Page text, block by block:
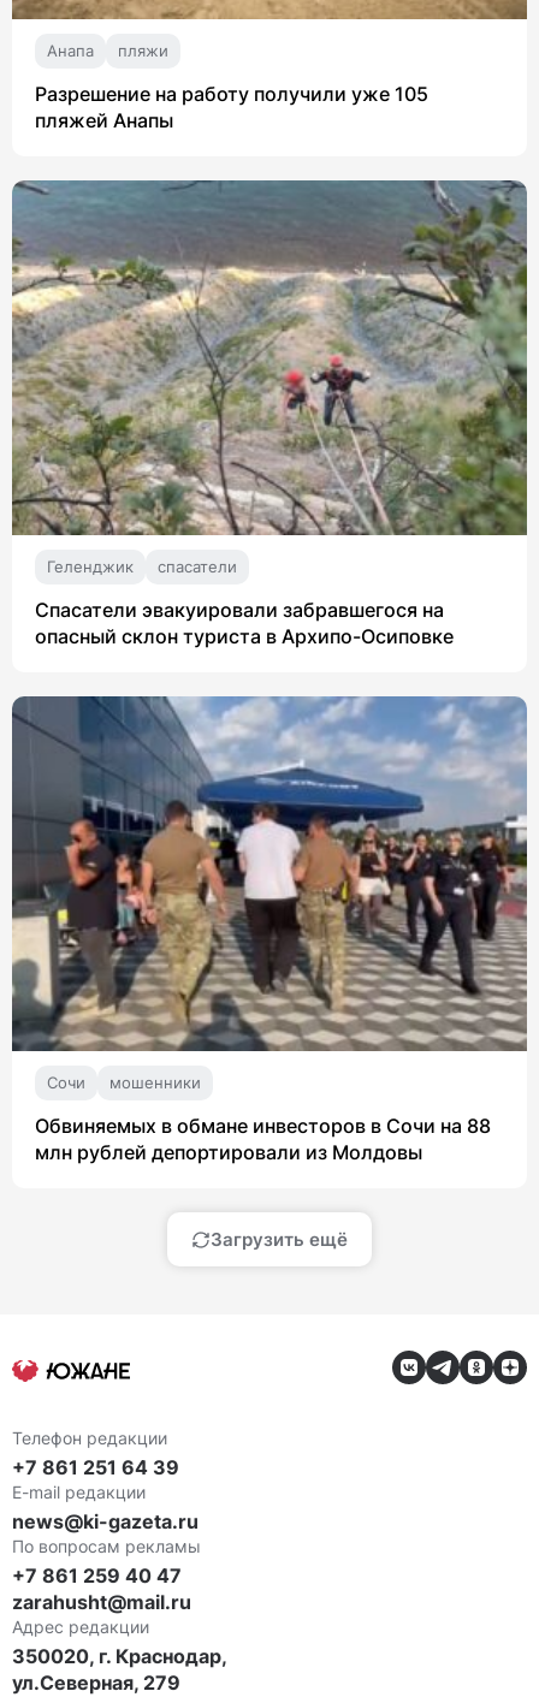
Анапа пляжи
Разрешение на работу получили уже 105
пляжей Анапы
Геленджик спасатели
Спасатели эвакуировали забравшегося на
опасный склон туриста в Архипо-Осиповке
Сочи мошенники
Обвиняемых в обмане инвесторов в Сочи на 88
млн рублей депортировали из Молдовы
Загрузить ещё
Телефон редакции
+7 861 251 64 39
E-mail редакции
news@ki-gazeta.ru
По вопросам рекламы
+7 861 259 40 47
zarahusht@mail.ru
Адрес редакции
350020, г. Краснодар,
ул.Северная, 279